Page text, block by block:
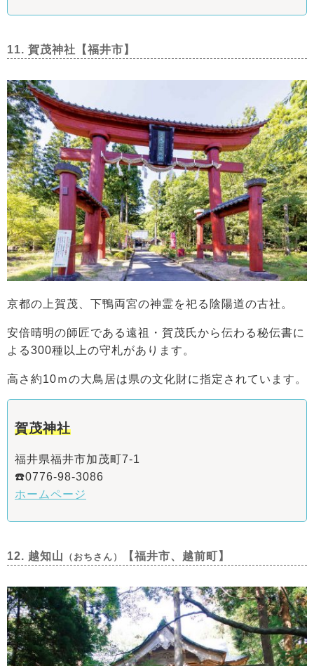
11. 賀茂神社【福井市】
京都の上賀茂、下鴨両宮の神霊を祀る陰陽道の古社。
安倍晴明の師匠である遠祖・賀茂氏から伝わる秘伝書に
よる300種以上の守札があります。
高さ約10ｍの大鳥居は県の文化財に指定されています。
賀茂神社
福井県福井市加茂町7-1
☎️0776-98-3086
ホームページ
12. 越知山 （おちさん） 【福井市、越前町】